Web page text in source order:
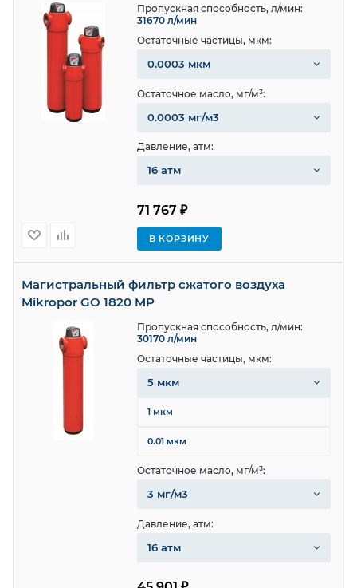
71 767 ₽
В КОРЗИНУ
Пропускная способность, л/мин:
31670 л/мин
Остаточные частицы, мкм:
0.0003 мкм
Остаточное масло, мг/м³:
0.0003 мг/м3
Давление, атм:
16 атм
Магистральный фильтр сжатого воздуха
Mikropor GO 1820 MP
Пропускная способность, л/мин:
30170 л/мин
Остаточные частицы, мкм:
5 мкм
1 мкм
0.01 мкм
Остаточное масло, мг/м³:
3 мг/м3
Давление, атм:
16 атм